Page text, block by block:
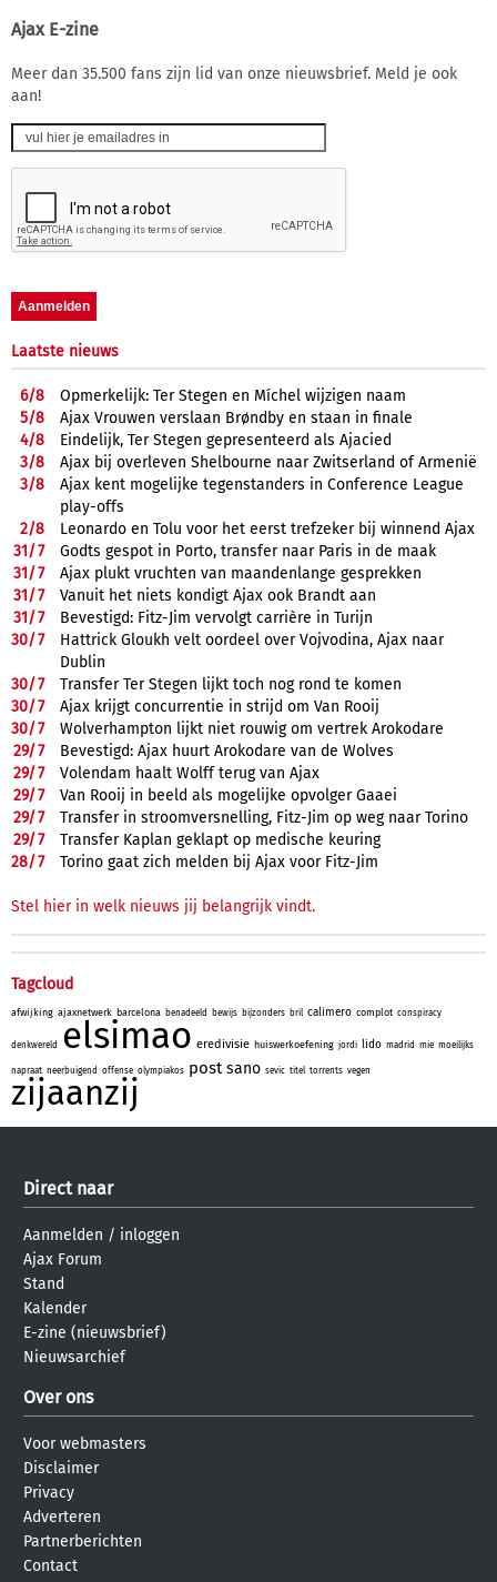
Ajax E-zine
Meer dan 35.500 fans zijn lid van onze nieuwsbrief. Meld je ook
aan!
Laatste nieuws
6/8
Opmerkelijk: Ter Stegen en Míchel wijzigen naam
5/8
Ajax Vrouwen verslaan Brøndby en staan in finale
4/8
Eindelijk, Ter Stegen gepresenteerd als Ajacied
3/8
Ajax bij overleven Shelbourne naar Zwitserland of Armenië
3/8
Ajax kent mogelijke tegenstanders in Conference League
play-offs
2/8
Leonardo en Tolu voor het eerst trefzeker bij winnend Ajax
31/7
Godts gespot in Porto, transfer naar Paris in de maak
31/7
Ajax plukt vruchten van maandenlange gesprekken
31/7
Vanuit het niets kondigt Ajax ook Brandt aan
31/7
Bevestigd: Fitz-Jim vervolgt carrière in Turijn
30/7
Hattrick Gloukh velt oordeel over Vojvodina, Ajax naar
Dublin
30/7
Transfer Ter Stegen lijkt toch nog rond te komen
30/7
Ajax krijgt concurrentie in strijd om Van Rooij
30/7
Wolverhampton lijkt niet rouwig om vertrek Arokodare
29/7
Bevestigd: Ajax huurt Arokodare van de Wolves
29/7
Volendam haalt Wolff terug van Ajax
29/7
Van Rooij in beeld als mogelijke opvolger Gaaei
29/7
Transfer in stroomversnelling, Fitz-Jim op weg naar Torino
29/7
Transfer Kaplan geklapt op medische keuring
28/7 Torino gaat zich melden bij Ajax voor Fitz-Jim
Stel hier in welk nieuws jij belangrijk vindt.
Tagcloud
afwijking ajaxnetwerk barcelona benadeeld bewijs bijzonders bril calimero complot conspiracy
denkwereld elsimao eredivisie huiswerkoefening jordi lido madrid mie moeilijks
napraat neerbuigend offense olympiakos post sano sevic titel torrents vegen
zijaanzij
Direct naar
Aanmelden / inloggen
Ajax Forum
Stand
Kalender
E-zine (nieuwsbrief)
Nieuwsarchief
Over ons
Voor webmasters
Disclaimer
Privacy
Adverteren
Partnerberichten
Contact